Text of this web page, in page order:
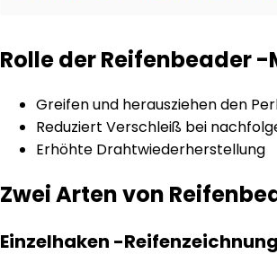
Rolle der Reifenbeader
Greifen und herausziehen den
Reduziert Verschleiß bei
Erhöhte Drahtwiederherstellung
Zwei Arten von
Einzelhaken -